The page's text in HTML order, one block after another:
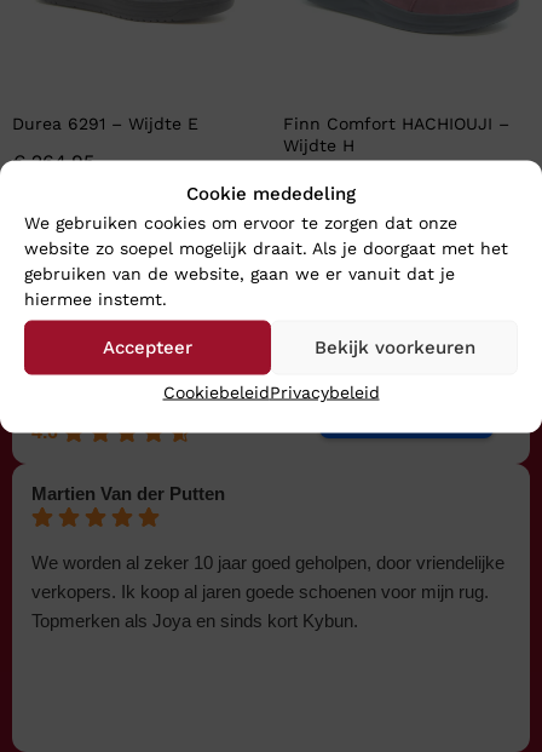
Cookie mededeling
We gebruiken cookies om ervoor te zorgen dat onze
website zo soepel mogelijk draait. Als je doorgaat met het
gebruiken van de website, gaan we er vanuit dat je
hiermee instemt.
Accepteer Bekijk voorkeuren
CookiebeleidPrivacybeleid
Durea 6291 – Wijdte E
€264,95
Finn Comfort HACHIOUJI –
Wijdte H
€ 249,95
Wie kiest er nog meer voor Klinkenberg Schoenen?
4.6
Martien Van der Putten
We worden al zeker 10 jaar goed geholpen, door vriendelijke
verkopers. Ik koop al jaren goede schoenen voor mijn rug.
Topmerken als Joya en sinds kort Kybun.